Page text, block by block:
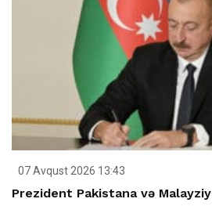
07 Avqust 2026 13:43
Prezident Pakistana və